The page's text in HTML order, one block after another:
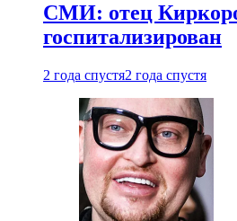
СМИ: отец
госпитализирован
2 года спустя2 года спустя